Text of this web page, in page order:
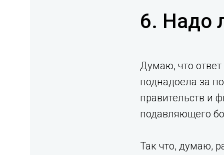
6. Надо
Думаю, что
поднадоела за
правительств и
подавляющего
Так что, думаю,